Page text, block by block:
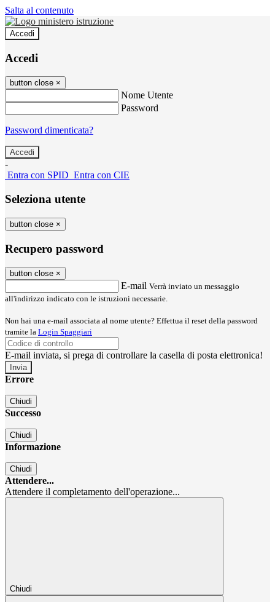
Salta al contenuto
Accedi
Accedi
button close ×
Nome Utente
Password
Password dimenticata?
-
Entra con SPID Entra con CIE
Seleziona utente
button close ×
Recupero password
button close ×
E-mail Verrà inviato un messaggio
all'indirizzo indicato con le istruzioni necessarie.
Non hai una e-mail associata al nome utente? Effettua il reset della password
tramite la Login Spaggiari
E-mail inviata, si prega di controllare la casella di posta elettronica!
Errore
Chiudi
Successo
Chiudi
Informazione
Chiudi
Attendere...
Attendere il completamento dell'operazione...
Chiudi